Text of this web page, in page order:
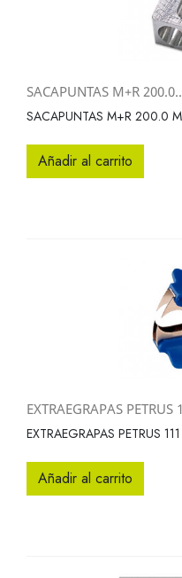
SACAPUNTAS M+R
SACAPUNTAS M+R 200.0
Añadir al carrito
EXTRAEGRAPAS PETRUS
EXTRAEGRAPAS PETRUS 111
Añadir al carrito